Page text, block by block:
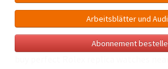
Arbeitsblätter und
Abonnement